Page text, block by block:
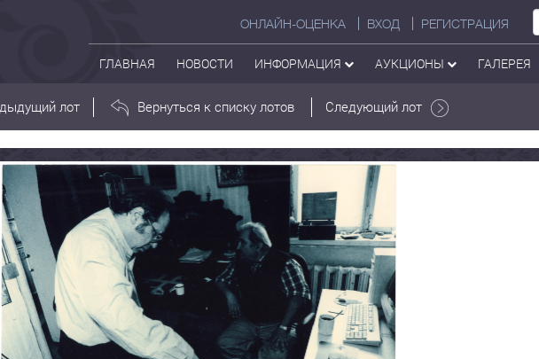
ОНЛАЙН-ОЦЕНКА ВХОД РЕГИСТРАЦИЯ
ГЛАВНАЯ НОВОСТИ ИНФОРМАЦИЯ АУКЦИОНЫ ГАЛЕРЕЯ
лот Вернуться к списку лотов Следующий лот